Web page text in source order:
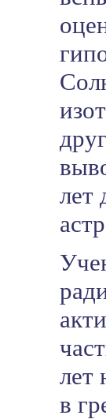
лет
лет
в